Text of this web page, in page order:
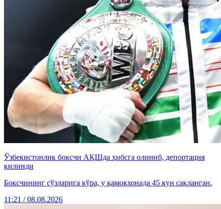
Ўзбекистонлик боксчи АҚШда ҳибсга олиниб, депортация
қилинди
Боксчининг сўзларига кўра, у қамоқхонада 45 кун сақланган.
11:21 / 08.08.2026